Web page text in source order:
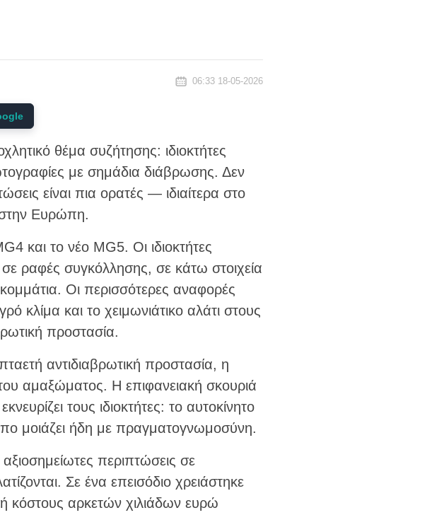
06:33 18-05-2026
θέμα συζήτησης: ιδιοκτήτες
με σημάδια διάβρωσης. Δεν
είναι πια ορατές — ιδιαίτερα στο
στην Ευρώπη.
και το νέο MG5. Οι ιδιοκτήτες
ραφές συγκόλλησης, σε κάτω στοιχεία
Οι περισσότερες αναφορές
κλίμα και το χειμωνιάτικο αλάτι στους
προστασία.
αντιδιαβρωτική προστασία, η
αμαξώματος. Η επιφανειακή σκουριά
τους ιδιοκτήτες: το αυτοκίνητο
μοιάζει ήδη με πραγματογνωμοσύνη.
περιπτώσεις σε
Σε ένα επεισόδιο χρειάστηκε
κόστους αρκετών χιλιάδων ευρώ